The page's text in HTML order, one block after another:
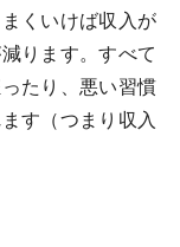
くいけば収入が
ります。すべて
たり、悪い習慣
す（つまり収入